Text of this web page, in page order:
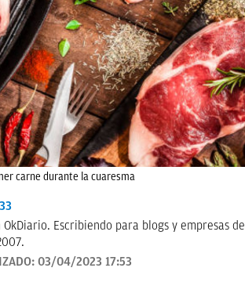
carne durante la cuaresma
Escribiendo para blogs y empresas de
03/04/2023 17:53